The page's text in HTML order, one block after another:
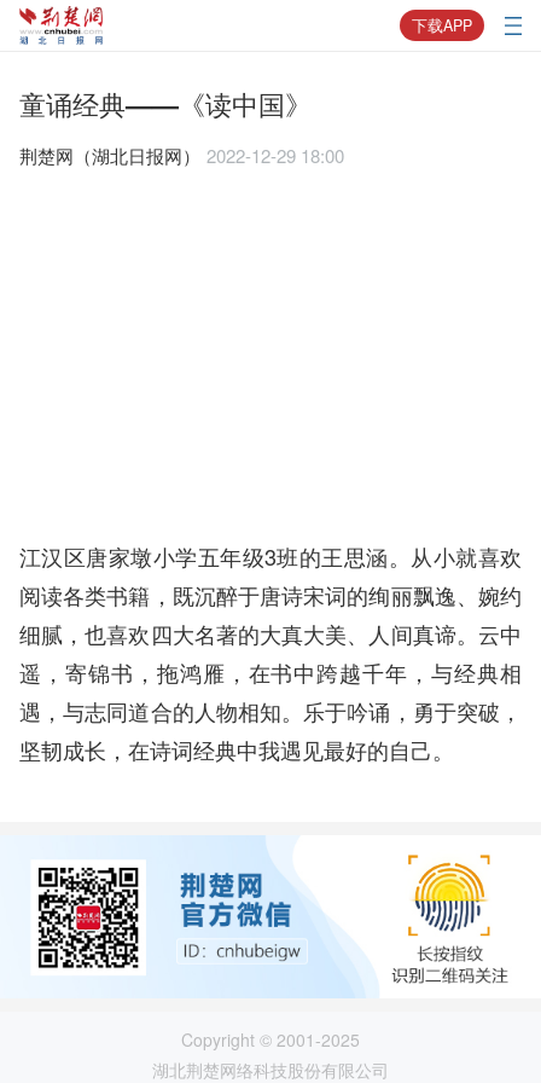
下载APP
童诵经典——《读中国》
荆楚网（湖北日报网） 2022-12-29 18:00
江汉区唐家墩小学五年级3班的王思涵。从小就喜欢
阅读各类书籍，既沉醉于唐诗宋词的绚丽飘逸、婉约
细腻，也喜欢四大名著的大真大美、人间真谛。云中
遥，寄锦书，拖鸿雁，在书中跨越千年，与经典相
遇，与志同道合的人物相知。乐于吟诵，勇于突破，
坚韧成长，在诗词经典中我遇见最好的自己。
Copyright © 2001-2025
湖北荆楚网络科技股份有限公司